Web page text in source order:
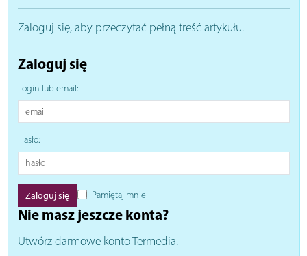
Zaloguj się, aby przeczytać pełną treść artykułu.
Zaloguj się
Login lub email:
Hasło:
Pamiętaj mnie
Nie masz jeszcze konta?
Utwórz darmowe konto Termedia.